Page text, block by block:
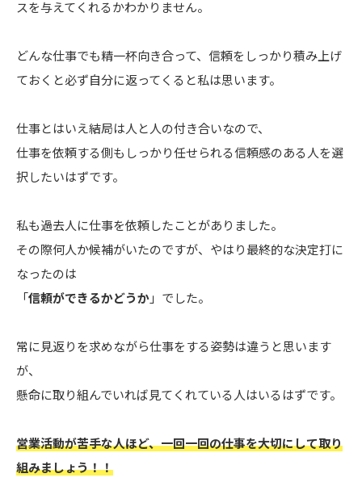
スを与えてくれるかわかりません。
どんな仕事でも精一杯向き合って、信頼をしっかり積み上げ
ておくと必ず自分に返ってくると私は思います。
仕事とはいえ結局は人と人の付き合いなので、
仕事を依頼する側もしっかり任せられる信頼感のある人を選
択したいはずです。
私も過去人に仕事を依頼したことがありました。
その際何人か候補がいたのですが、やはり最終的な決定打に
なったのは
「信頼ができるかどうか」でした。
常に見返りを求めながら仕事をする姿勢は違うと思います
が、
懸命に取り組んでいれば見てくれている人はいるはずです。
営業活動が苦手な人ほど、一回一回の仕事を大切にして取り
組みましょう！！